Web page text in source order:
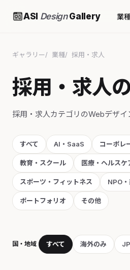
ASI DesignGallery 業
ギャラリー 業種 採用・求人
採用・求人
採用・求人カテゴリのWebデザ
すべて AI・SaaS コーポレ
教育・スクール 医療・ヘルスケ
スポーツ・フィットネス NPO
ポートフォリオ その他
国・地域 すべて 海外のみ